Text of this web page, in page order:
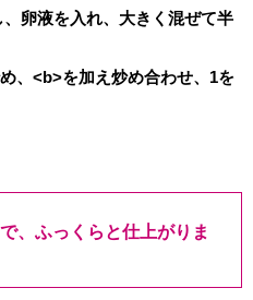
卵液を入れ、大きく混ぜて半
、<b>を加え炒め合わせ、1を
、ふっくらと仕上がりま